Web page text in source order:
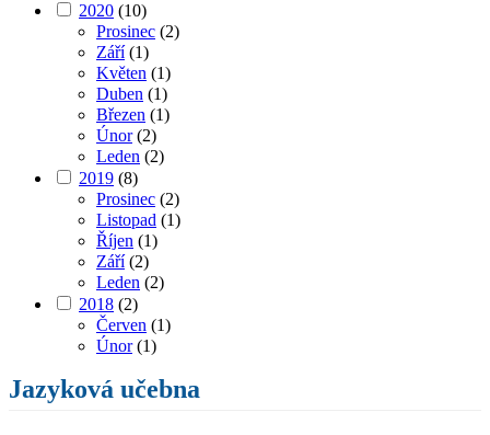
2020 (10)
Prosinec (2)
Září(1)
Květen (1)
Duben (1)
Březen (1)
Únor(2)
Leden (2)
2019 (8)
Prosinec (2)
Listopad (1)
Říjen (1)
Září(2)
Leden (2)
2018 (2)
Červen (1)
Únor(1)
Jazyková učebna